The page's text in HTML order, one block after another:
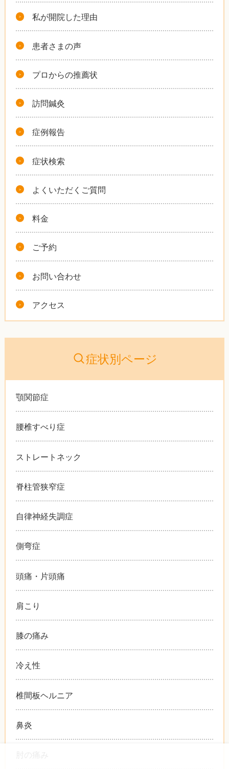
私が開院した理由
患者さまの声
プロからの推薦状
訪問鍼灸
症例報告
症状検索
よくいただくご質問
料金
ご予約
お問い合わせ
アクセス
症状別ページ
顎関節症
腰椎すべり症
ストレートネック
脊柱管狭窄症
自律神経失調症
側弯症
頭痛・片頭痛
肩こり
膝の痛み
冷え性
椎間板ヘルニア
鼻炎